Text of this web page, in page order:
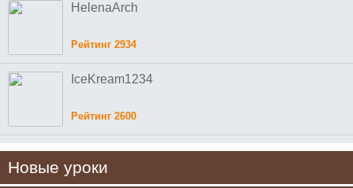
HelenaArch
Рейтинг 2934
IceKream1234
Рейтинг 2600
Новые уроки